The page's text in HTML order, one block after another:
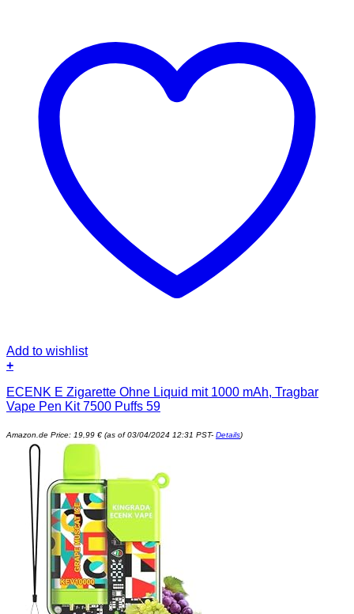
Add to wishlist
+
ECENK E Zigarette Ohne Liquid mit 1000 mAh, Tragbar
Vape Pen Kit 7500 Puffs 59
Amazon.de Price: 19,99 € (as of 03/04/2024 12:31 PST- Details)